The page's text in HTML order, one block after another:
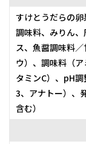
すけとうだらの
調味料、みりん
ス、魚醤調味料
ウ）、調味料（
タミンC）、pH
3、アナトー）、
含む）